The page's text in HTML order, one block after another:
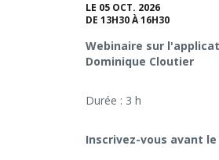
LE 05 OCT. 2026
DE 13H30 À 16H30
Webinaire sur
Dominique Cloutier
Durée : 3 h
Inscrivez-vous avant